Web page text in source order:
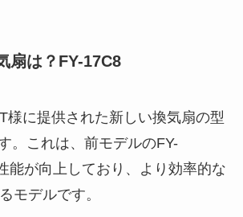
扇は？FY-17C8
様に提供された新しい換気扇の型
。これは、前モデルのFY-
能が向上しており、より効率的な
モデルです。